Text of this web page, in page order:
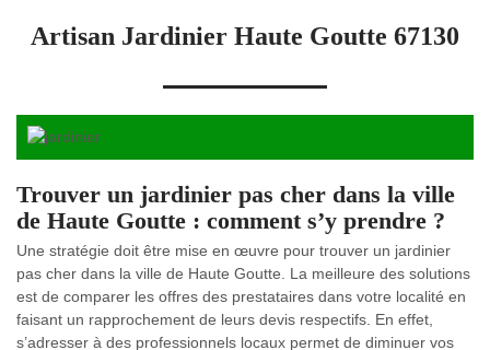
Artisan Jardinier Haute Goutte 67130
Trouver un jardinier pas cher dans la ville
de Haute Goutte : comment s’y prendre ?
Une stratégie doit être mise en œuvre pour trouver un jardinier
pas cher dans la ville de Haute Goutte. La meilleure des solutions
est de comparer les offres des prestataires dans votre localité en
faisant un rapprochement de leurs devis respectifs. En effet,
s’adresser à des professionnels locaux permet de diminuer vos